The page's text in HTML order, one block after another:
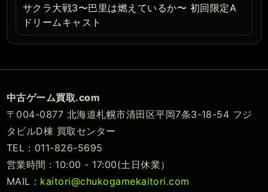
サクラ大戦3〜巴里は燃えているか〜 初回限定A
ドリームキャスト
中古ゲーム買取.com
〒004-0877 北海道札幌市清田区平岡7条3-18-54 フジ
タビルD棟 買取センター
TEL：011-826-5695
営業時間 : 10:00 - 17:00(土日休業）
MAIL： kaitori@chukogamekaitori.com